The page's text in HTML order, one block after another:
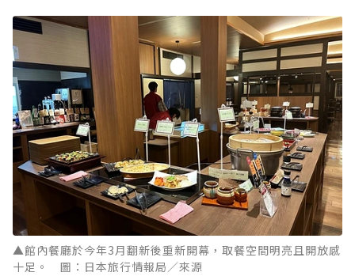
▲館內餐廳於今年3月翻新後重新開幕，取餐空間明亮且開放感
十足。 圖：日本旅行情報局／來源